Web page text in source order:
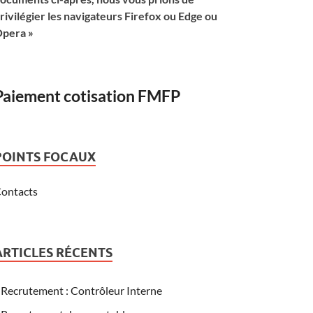
les navigateurs Firefox ou Edge ou
»
cotisation FMFP
FOCAUX
RÉCENTS
Recrutement : Contrôleur Interne